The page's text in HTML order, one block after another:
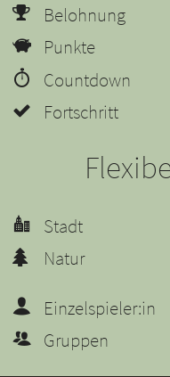
Belohnung
Punkte
Countdown
Fortschritt
Stadt
Natur
Einzelspieler:in
Gruppen